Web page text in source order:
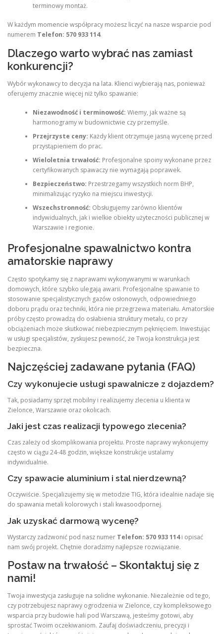
terminowy montaż.
W każdym momencie współpracy możesz liczyć na nasze wsparcie pod
numerem Telefon: 570 933 114.
Dlaczego warto wybrać nas zamiast
konkurencji?
Wybór wykonawcy to decyzja na lata. Klienci wybierają nas, ponieważ
oferujemy znacznie więcej niż tylko spawanie:
Niezawodność i terminowość: Wiemy, jak ważne są
harmonogramy w budownictwie czy przemyśle.
Przejrzyste ceny: Każdy klient otrzymuje jasną wycenę przed
przystąpieniem do prac.
Wieloletnia trwałość: Profesjonalne spoiny wykonane przez
certyfikowanych spawaczy nie wymagają poprawek.
Bezpieczeństwo: Przestrzegamy wszystkich norm BHP,
minimalizując ryzyko na miejscu inwestycji.
Wszechstronność: Obsługujemy zarówno klientów
indywidualnych, jak i wielkie obiekty użyteczności publicznej w
Warszawie i regionie.
Profesjonalne spawalnictwo kontra
amatorskie naprawy
Często spotykamy się z naprawami wykonywanymi w warunkach
domowych, które szybko ulegają awarii. Profesjonalne spawanie to
stosowanie specjalistycznych gazów osłonowych, odpowiedniego
doboru prądu oraz techniki, która nie przegrzewa materiału. Amatorskie
próby często prowadzą do osłabienia struktury metalu, co przy
obciążeniach może skutkować niebezpiecznym pęknięciem. Inwestując
w usługi specjalistów, zyskujesz pewność, że Twoja konstrukcja jest
bezpieczna.
Najczęściej zadawane pytania (FAQ)
Czy wykonujecie usługi spawalnicze z dojazdem?
Tak, posiadamy sprzęt mobilny i realizujemy zlecenia u klienta w
Zielonce, Warszawie oraz okolicach.
Jaki jest czas realizacji typowego zlecenia?
Czas zależy od skomplikowania projektu. Proste naprawy wykonujemy
często w ciągu 24-48 godzin, większe konstrukcje ustalamy
indywidualnie.
Czy spawacie aluminium i stal nierdzewną?
Oczywiście. Specjalizujemy się w metodzie TIG, która idealnie nadaje się
do spawania metali kolorowych i stali kwasoodpornej.
Jak uzyskać darmową wycenę?
Wystarczy zadzwonić pod nasz numer Telefon: 570 933 114i opisać
nam swój projekt. Chętnie doradzimy najlepsze rozwiązanie.
Postaw na trwałość – Skontaktuj się z
nami!
Twoja inwestycja zasługuje na solidne wykonanie. Niezależnie od tego,
czy potrzebujesz naprawy ogrodzenia w Zielonce, czy kompleksowego
wsparcia przy budowie hali pod Warszawą, jesteśmy gotowi, aby
sprostać Twoim oczekiwaniom. Zaufaj doświadczeniu, precyzji i